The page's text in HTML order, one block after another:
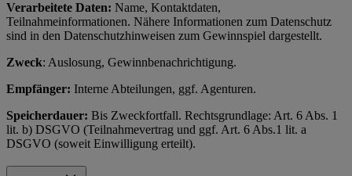
Verarbeitete Daten: Name, Kontaktdaten,
Teilnahmeinformationen. Nähere Informationen zum Datenschutz
sind in den Datenschutzhinweisen zum Gewinnspiel dargestellt.
Zweck: Auslosung, Gewinnbenachrichtigung.
Empfänger: Interne Abteilungen, ggf. Agenturen.
Speicherdauer: Bis Zweckfortfall. Rechtsgrundlage: Art. 6 Abs. 1
lit. b) DSGVO (Teilnahmevertrag und ggf. Art. 6 Abs.1 lit. a
DSGVO (soweit Einwilligung erteilt).